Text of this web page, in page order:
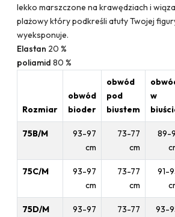
lekko marszczone na krawędziach i
plażowy który podkreśli atuty Twojej
wyeksponuje.
Elastan 20 %
poliamid 80 %
Rozmiar
obwód
bioder
obwód
pod
biustem
w
75B/M
93-97
cm
73-77
cm
89-
75C/M
93-97
cm
73-77
cm
91-
75D/M
93-97
73-77
93-